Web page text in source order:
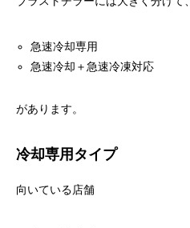
急速冷却専用
急速冷却＋急速冷凍対応
があります。
冷却専用タイプ
向いている店舗